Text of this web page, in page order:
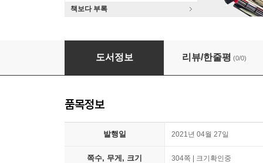
책보다 부록
Man Enough: Undefining My Masculinity
도서정보 리뷰/한줄평 (0/0)
품목정보
발행일 2021년 04월 27일
쪽수, 무게, 크기 304쪽 | 크기확인중